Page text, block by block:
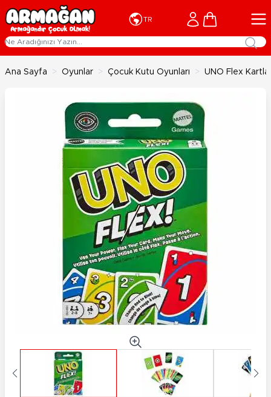
İçeriğe geç
TR Cart
Ana Sayfa > Oyunlar > Çocuk Kutu Oyunları > UNO Flex